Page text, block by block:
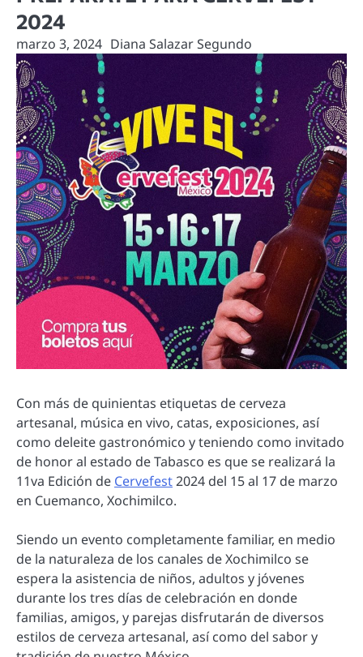
2024
marzo 3, 2024 Diana Salazar Segundo
Con más de quinientas etiquetas de cerveza
artesanal, música en vivo, catas, exposiciones, así
como deleite gastronómico y teniendo como invitado
de honor al estado de Tabasco es que se realizará la
11va Edición de Cervefest2024 del 15 al 17 de marzo
en Cuemanco, Xochimilco.
Siendo un evento completamente familiar, en medio
de la naturaleza de los canales de Xochimilco se
espera la asistencia de niños, adultos y jóvenes
durante los tres días de celebración en donde
familias, amigos, y parejas disfrutarán de diversos
estilos de cerveza artesanal, así como del sabor y